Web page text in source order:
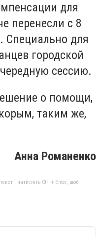
для
перенесли с 8
Специально для
городской
сессию.
о помощи,
таким же,
Анна Романенко
і натисніть Ctrl + Enter, щоб